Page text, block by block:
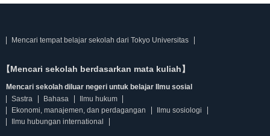
Mencari tempat belajar sekolah dari Tokyo Universitas
【Mencari sekolah berdasarkan mata kuliah】
Mencari sekolah diluar negeri untuk belajar Ilmu sosial
Sastra
Bahasa
Ilmu hukum
Ekonomi, manajemen, dan perdagangan
Ilmu sosiologi
Ilmu hubungan international